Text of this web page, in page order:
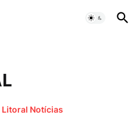
Litoral Notícias